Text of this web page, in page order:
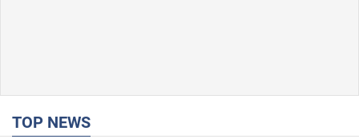
TOP NEWS